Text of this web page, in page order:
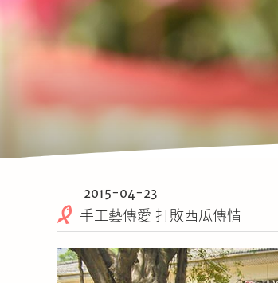
金
會
導
覽
2015-04-23
手工藝傳愛 打敗西瓜傳情